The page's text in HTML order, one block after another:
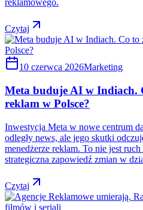
reklamowego.
Czytaj
10 czerwca 2026Marketing
Meta buduje AI w Indiach.
reklam w Polsce?
Inwestycja Meta w nowe centrum
odległy news, ale jego skutki
menedżerze reklam. To nie jest
strategiczna zapowiedź zmian w
Czytaj